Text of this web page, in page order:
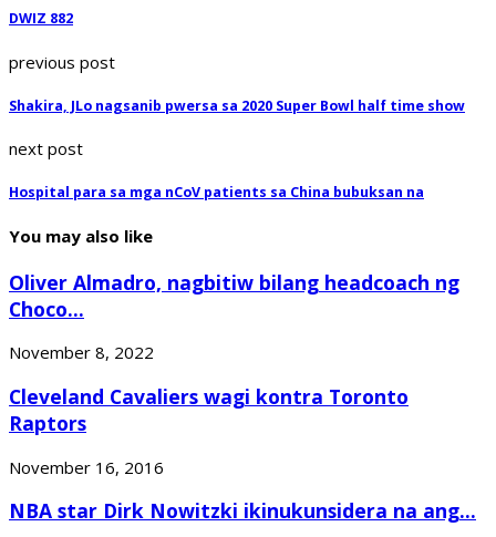
DWIZ 882
previous post
Shakira, JLo nagsanib pwersa sa 2020 Super Bowl half time show
next post
Hospital para sa mga nCoV patients sa China bubuksan na
You may also like
Oliver Almadro, nagbitiw bilang headcoach ng
Choco...
November 8, 2022
Cleveland Cavaliers wagi kontra Toronto
Raptors
November 16, 2016
NBA star Dirk Nowitzki ikinukunsidera na ang...